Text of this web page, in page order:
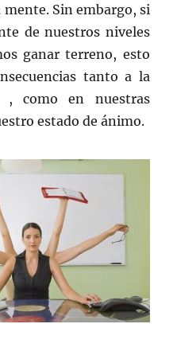
Sin embargo, si
de nuestros niveles
ganar terreno, esto
tanto a la
como en nuestras
estado de ánimo.